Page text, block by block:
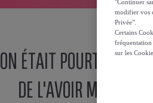
ON ÉTAIT POURTANT
DE L'AVOIR MISE ICI !
"Continuer
modifier vos
Privée".
Certains
fréquentation
sur les